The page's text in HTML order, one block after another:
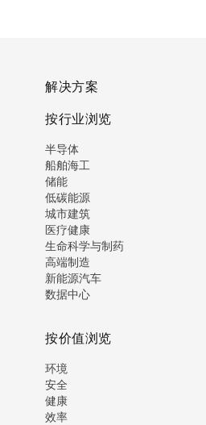
解决方案
按行业浏览
半导体
船舶海工
储能
低碳能源
城市建筑
医疗健康
生命科学与制药
高端制造
新能源汽车
数据中心
按价值浏览
环境
安全
健康
效率